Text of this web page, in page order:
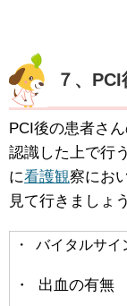
７、
PCI後の患者さ
認識した上で行
に看護観察にお
見て行きましょう
・ バイタルサイ
・ 出血の有無